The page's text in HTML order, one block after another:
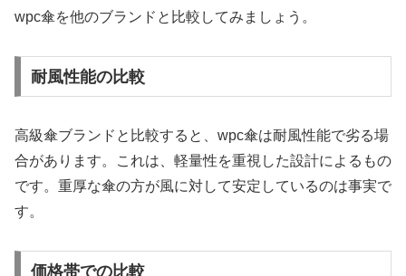
wpc傘を他のブランドと比較してみましょう。
耐風性能の比較
高級傘ブランドと比較すると、wpc傘は耐風性能で劣る場
合があります。これは、軽量性を重視した設計によるもの
です。重厚な傘の方が風に対して安定しているのは事実で
す。
価格帯での比較